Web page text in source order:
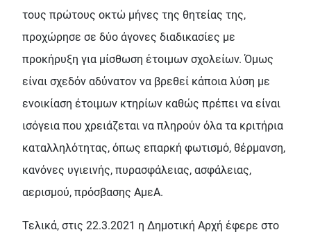
τους πρώτους οκτώ μήνες της θητείας της,
προχώρησε σε δύο άγονες διαδικασίες με
προκήρυξη για μίσθωση έτοιμων σχολείων. Όμως
είναι σχεδόν αδύνατον να βρεθεί κάποια λύση με
ενοικίαση έτοιμων κτηρίων καθώς πρέπει να είναι
ισόγεια που χρειάζεται να πληρούν όλα τα κριτήρια
καταλληλότητας, όπως επαρκή φωτισμό, θέρμανση,
κανόνες υγιεινής, πυρασφάλειας, ασφάλειας,
αερισμού, πρόσβασης ΑμεΑ.
Τελικά, στις 22.3.2021 η Δημοτική Αρχή έφερε στο